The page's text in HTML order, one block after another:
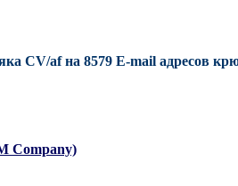
CV/af на 8579 E-mail адресов
Company)